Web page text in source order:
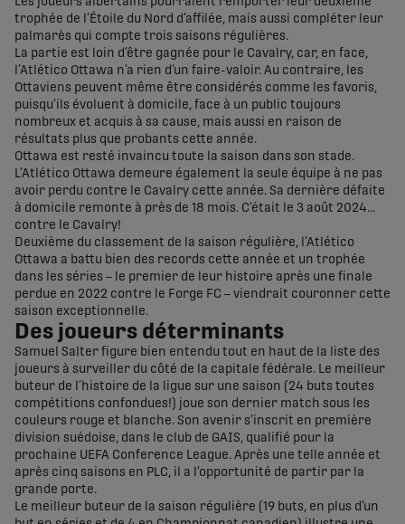
trophée de l’Étoile du Nord d’affilée, mais aussi compléter leur
palmarès qui compte trois saisons régulières.
La partie est loin d’être gagnée pour le Cavalry, car, en face,
l’Atlético Ottawa n’a rien d’un faire-valoir. Au contraire, les
Ottaviens peuvent même être considérés comme les favoris,
puisqu’ils évoluent à domicile, face à un public toujours
nombreux et acquis à sa cause, mais aussi en raison de
résultats plus que probants cette année.
Ottawa est resté invaincu toute la saison dans son stade.
L’Atlético Ottawa demeure également la seule équipe à ne pas
avoir perdu contre le Cavalry cette année. Sa dernière défaite
à domicile remonte à près de 18 mois. C’était le 3 août 2024…
contre le Cavalry!
Deuxième du classement de la saison régulière, l’Atlético
Ottawa a battu bien des records cette année et un trophée
dans les séries – le premier de leur histoire après une finale
perdue en 2022 contre le Forge FC – viendrait couronner cette
saison exceptionnelle.
Des joueurs déterminants
Samuel Salter figure bien entendu tout en haut de la liste des
joueurs à surveiller du côté de la capitale fédérale. Le meilleur
buteur de l’histoire de la ligue sur une saison (24 buts toutes
compétitions confondues!) joue son dernier match sous les
couleurs rouge et blanche. Son avenir s’inscrit en première
division suédoise, dans le club de GAIS, qualifié pour la
prochaine UEFA Conference League. Après une telle année et
après cinq saisons en PLC, il a l’opportunité de partir par la
grande porte.
Le meilleur buteur de la saison régulière (19 buts, en plus d’un